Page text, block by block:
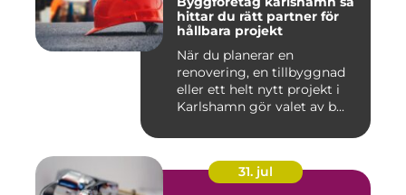
hittar du rätt partner för
hållbara projekt
När du planerar en
renovering, en tillbyggnad
eller ett helt nytt projekt i
Karlshamn gör valet av b...
31. jul